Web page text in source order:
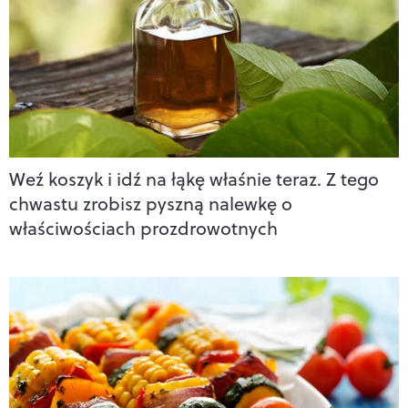
Weź koszyk i idź na łąkę właśnie teraz. Z tego
chwastu zrobisz pyszną nalewkę o
właściwościach prozdrowotnych